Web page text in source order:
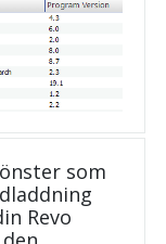
som
Revo